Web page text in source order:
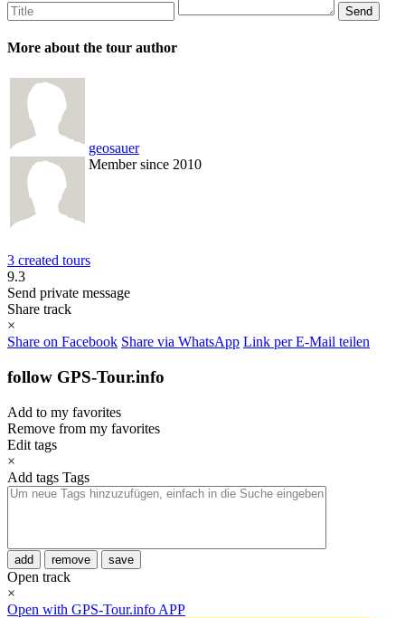
More about the tour author
geosauer
Member since 2010
3 created tours
9.3
Send private message
Share track
×
Share on Facebook Share via WhatsApp Link per E-Mail teilen
follow GPS-Tour.info
Add to my favorites
Remove from my favorites
Edit tags
×
Add tags Tags
add remove save
Open track
×
Open with GPS-Tour.info APP